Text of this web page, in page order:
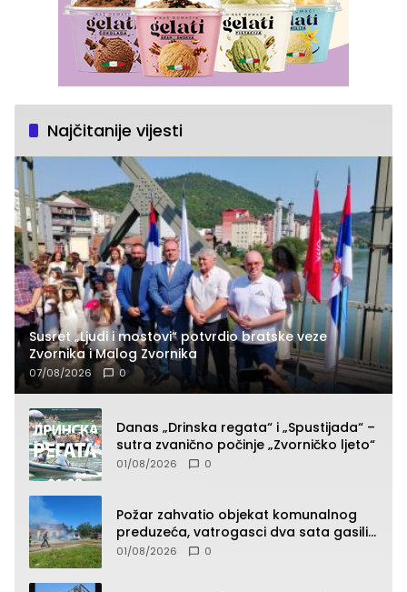
Najčitanije vijesti
Susret „Ljudi i mostovi“ potvrdio bratske veze
Zvornika i Malog Zvornika
07/08/2026 0
Danas „Drinska regata“ i „Spustijada“ –
sutra zvanično počinje „Zvorničko ljeto“
01/08/2026 0
Požar zahvatio objekat komunalnog
preduzeća, vatrogasci dva sata gasili
vatru (FOTO)
01/08/2026 0